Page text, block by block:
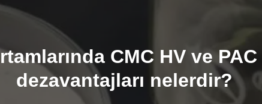
CMC HV ve
dezavantajları nelerdir?